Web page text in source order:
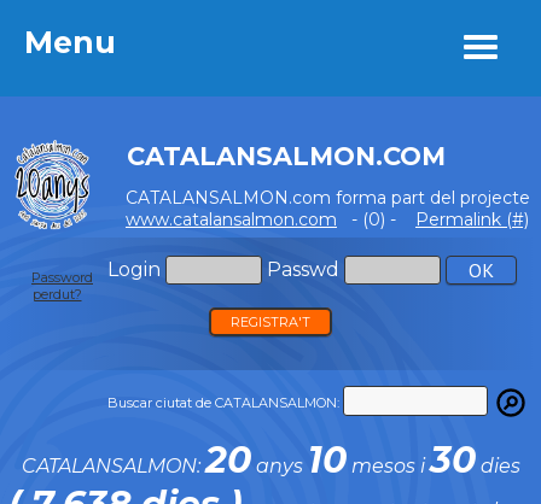
Menu
CATALANSALMON.COM
CATALANSALMON.com forma part del projecte
www.catalansalmon.com - (0) - Permalink (#)
Login Passwd
Password
perdut?
REGISTRA'T
Buscar ciutat de CATALANSALMON:
CATALANSALMON:20anys 10mesos i30dies
Menu